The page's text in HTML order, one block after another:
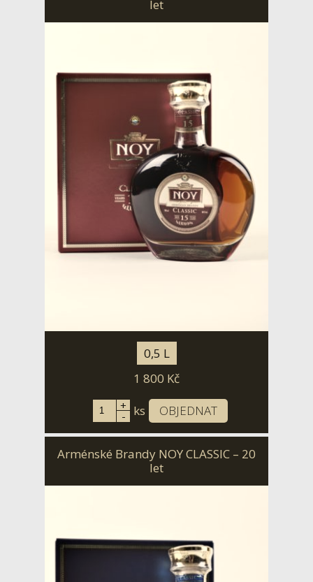
let
0,5 L
1 800 Kč
+
- ks OBJEDNAT
Arménské Brandy NOY CLASSIC – 20
let